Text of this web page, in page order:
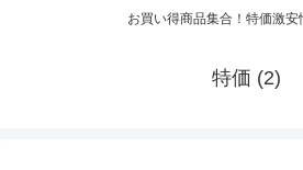
お買い得商品集合！特価激安
特価 (2)